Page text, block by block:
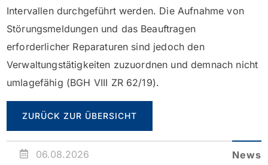
Intervallen durchgeführt werden. Die Aufnahme von
Störungsmeldungen und das Beauftragen
erforderlicher Reparaturen sind jedoch den
Verwaltungstätigkeiten zuzuordnen und demnach nicht
umlagefähig (BGH VIII ZR 62/19).
ZURÜCK ZUR ÜBERSICHT
06.08.2026 News